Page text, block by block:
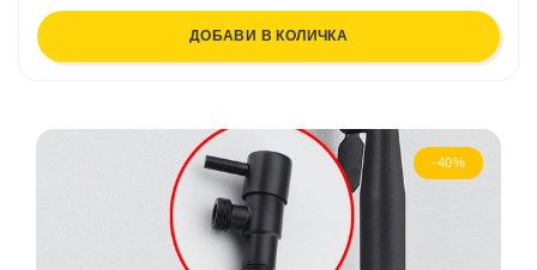
ДОБАВИ В КОЛИЧКА
-40%